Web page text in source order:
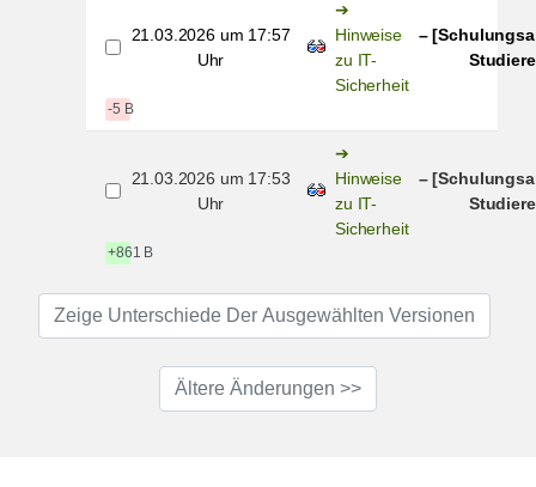
21.03.2026 um 17:57
Uhr
Hinweise
zu IT-
Sicherheit
–
-5 B
21.03.2026 um 17:53
Uhr
Hinweise
zu IT-
Sicherheit
–
+861 B
Zeige Unterschiede Der Ausgewählten Versionen
Ältere Änderungen >>